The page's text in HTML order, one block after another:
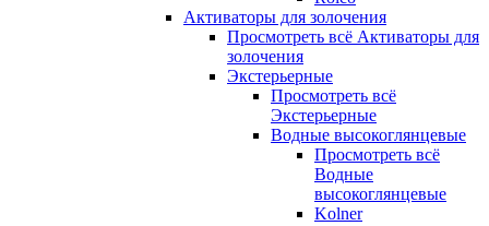
Активаторы для золочения
Просмотреть всё Активаторы для
золочения
Экстерьерные
Просмотреть всё
Экстерьерные
Водные высокоглянцевые
Просмотреть всё
Водные
высокоглянцевые
Kolner